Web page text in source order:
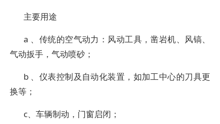
主要用途
a 、传统的空气动力：风动工具，凿岩机、风镐、
气动扳手，气动喷砂；
b 、仪表控制及自动化装置，如加工中心的刀具更
换等；
c、车辆制动，门窗启闭；